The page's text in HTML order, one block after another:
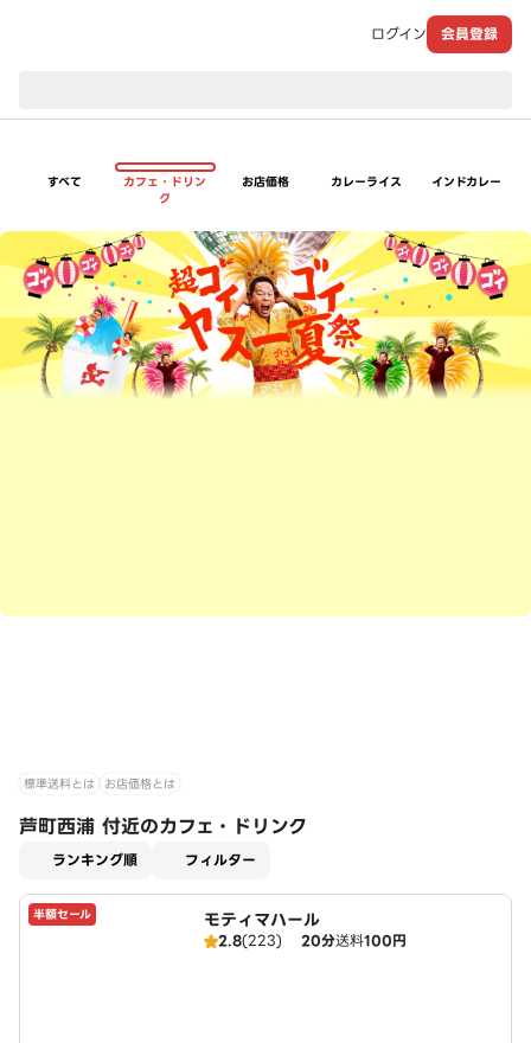
ログイン 会員登録
すべて
カフェ・ドリン
ク
お店価格 カレーライス インドカレー
超ゴイゴイヤスー夏祭
標準送料とは お店価格とは
芦町西浦 付近のカフェ・ドリンク
ランキング順 フィルター
半額セール モティマハール
2.8(223) 20分送料100円